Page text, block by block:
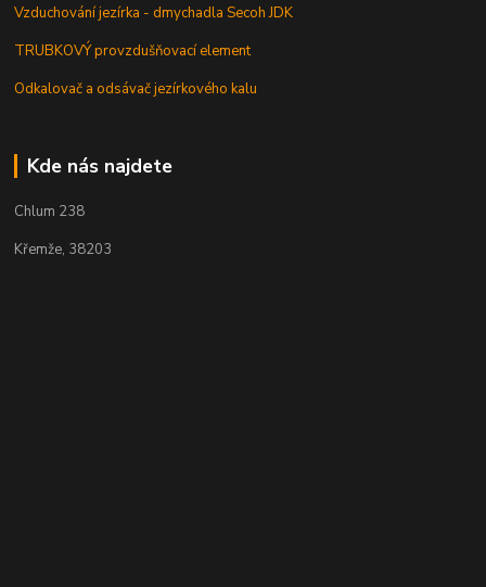
Vzduchování jezírka - dmychadla Secoh JDK
TRUBKOVÝ provzdušňovací element
Odkalovač a odsávač jezírkového kalu
Kde nás najdete
Chlum 238
Křemže, 38203